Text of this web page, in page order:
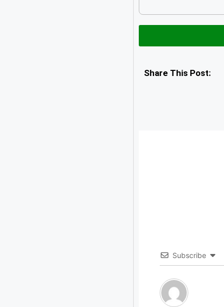
Share This Post:
Subscribe